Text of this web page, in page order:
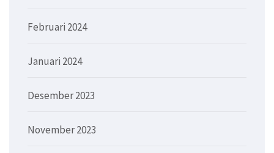
Februari 2024
Januari 2024
Desember 2023
November 2023